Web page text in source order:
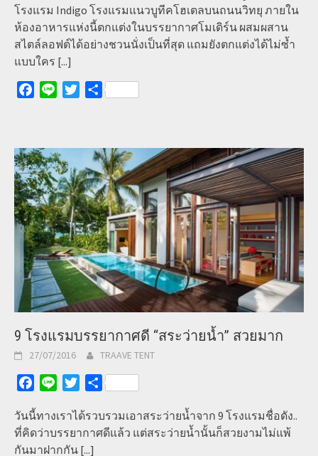
โรงแรม Indigo โรงแรมแนวบูทีคโฮเตลบนถนนวิทยุ ภายใน
ห้องอาหารแห่งนี้ตกแต่งในบรรยากาศโมเดิร์น ผสมผสาน
สไตล์ลอฟต์ได้อย่างชวนนั่งเป็นที่สุด แถมยังตกแต่งได้ไม่ซ้ำ
แบบใคร [...]
Facebook
Line TwitterShare
9 โรงแรมบรรยากาศดี “สระว่ายน้ำ” สวยมาก
27/07/2016 TRAAVE TENT
Facebook
Line TwitterShare
วันนี้ทางเราได้รวบรวมเอาสระว่ายน้ำจาก 9 โรงแรมชื่อดัง..
ที่คิดว่าบรรยากาศดีแล้ว แต่สระว่ายน้ำนั้นก็สวยงามไม่แพ้
กันมาฝากกัน [...]